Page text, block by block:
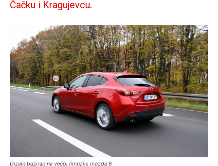
Čačku i Kragujevcu.
Dizajn baziran na većoj limuzini mazda 6